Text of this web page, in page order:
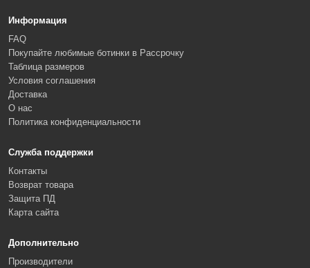
Информация
FAQ
Покупайте любимые ботинки в Рассрочку
Таблица размеров
Условия соглашения
Доставка
О нас
Политика конфиденциальности
Служба поддержки
Контакты
Возврат товара
Защита ПД
Карта сайта
Дополнительно
Производители